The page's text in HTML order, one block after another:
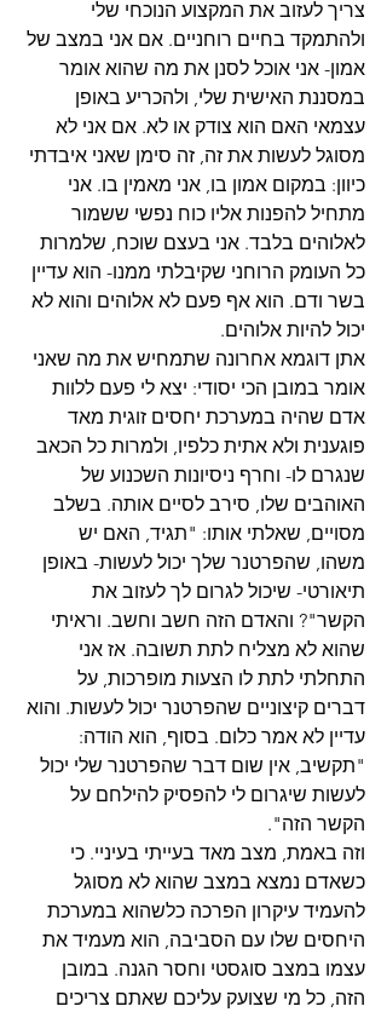
צריך לעזוב את המקצוע הנוכחי שלי
ולהתמקד בחיים רוחניים. אם אני במצב של
אמון- אני אוכל לסנן את מה שהוא אומר
במסננת האישית שלי, ולהכריע באופן
עצמאי האם הוא צודק או לא. אם אני לא
מסוגל לעשות את זה, זה סימן שאני איבדתי
כיוון: במקום אמון בו, אני מאמין בו. אני
מתחיל להפנות אליו כוח נפשי ששמור
לאלוהים בלבד. אני בעצם שוכח, שלמרות
כל העומק הרוחני שקיבלתי ממנו- הוא עדיין
בשר ודם. הוא אף פעם לא אלוהים והוא לא
יכול להיות אלוהים.
אתן דוגמא אחרונה שתמחיש את מה שאני
אומר במובן הכי יסודי: יצא לי פעם ללוות
אדם שהיה במערכת יחסים זוגית מאד
פוגענית ולא אתית כלפיו, ולמרות כל הכאב
שנגרם לו- וחרף ניסיונות השכנוע של
האוהבים שלו, סירב לסיים אותה. בשלב
מסויים, שאלתי אותו: "תגיד, האם יש
משהו, שהפרטנר שלך יכול לעשות- באופן
תיאורטי- שיכול לגרום לך לעזוב את
הקשר"? והאדם הזה חשב וחשב. וראיתי
שהוא לא מצליח לתת תשובה. אז אני
התחלתי לתת לו הצעות מופרכות, על
דברים קיצוניים שהפרטנר יכול לעשות. והוא
עדיין לא אמר כלום. בסוף, הוא הודה:
"תקשיב, אין שום דבר שהפרטנר שלי יכול
לעשות שיגרום לי להפסיק להילחם על
הקשר הזה".
וזה באמת, מצב מאד בעייתי בעיניי. כי
כשאדם נמצא במצב שהוא לא מסוגל
להעמיד עיקרון הפרכה כלשהוא במערכת
היחסים שלו עם הסביבה, הוא מעמיד את
עצמו במצב סוגסטי וחסר הגנה. במובן
הזה, כל מי שצועק עליכם שאתם צריכים